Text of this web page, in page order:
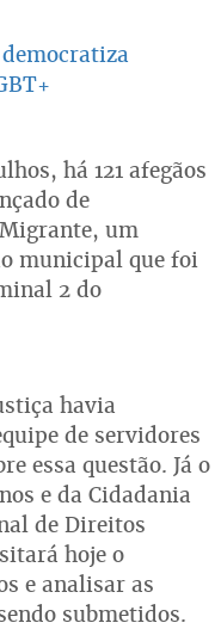
há 121 afegãos
de
um
municipal que foi
2 do
havia
de servidores
essa questão. Já o
e da Cidadania
de Direitos
hoje o
e analisar as
submetidos.